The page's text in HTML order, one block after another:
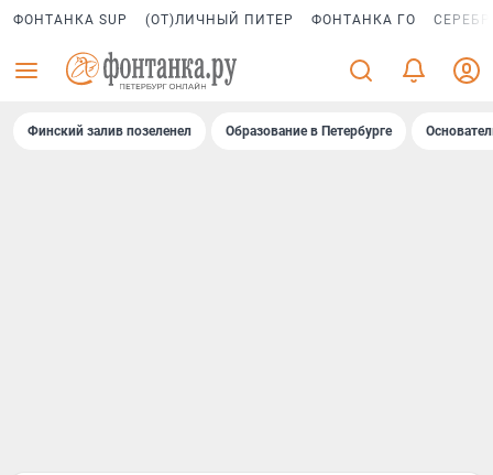
ФОНТАНКА SUP (ОТ)ЛИЧНЫЙ ПИТЕР ФОНТАНКА ГО
Финский залив позеленел Образование в Петербурге